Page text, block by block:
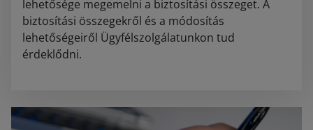
lehetősége megemelni a biztosítási összeget. A
biztosítási összegekről és a módosítás
lehetőségeiről Ügyfélszolgálatunkon tud
érdeklődni.